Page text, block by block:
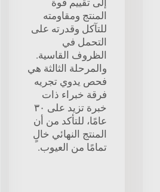
المنتج ومقاومته
للتآكل وقدرته على
التحمل في
الظروف القاسية.
والمرحلة الثالثة هي
فحص يدوي تجريه
فرقة خبراء ذات
خبرة تزيد على ٣٠
عامًا، للتأكد من أن
المنتج النهائي خالٍ
تمامًا من العيوب.